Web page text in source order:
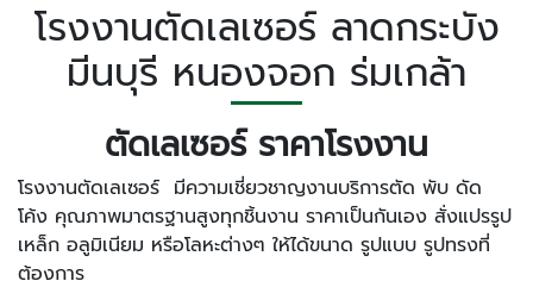
โรงงานตัดเลเซอร์ ลาดกระบัง
มีนบุรี หนองจอก ร่มเกล้า
ตัดเลเซอร์ ราคาโรงงาน
โรงงานตัดเลเซอร์ มีความเชี่ยวชาญงานบริการตัด พับ ดัด
โค้ง คุณภาพมาตรฐานสูงทุกชิ้นงาน ราคาเป็นกันเอง สั่งแปรรูป
เหล็ก อลูมิเนียม หรือโลหะต่างๆ ให้ได้ขนาด รูปแบบ รูปทรงที่
ต้องการ